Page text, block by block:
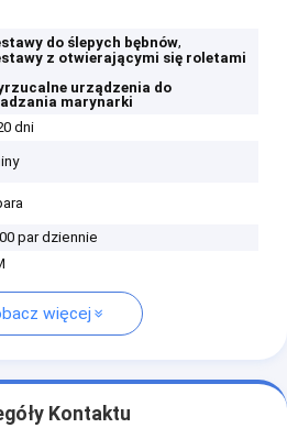
do ślepych bębnów,
z otwierającymi się roletami
urządzenia do
marynarki
dni
par dziennie
więcej
Kontaktu